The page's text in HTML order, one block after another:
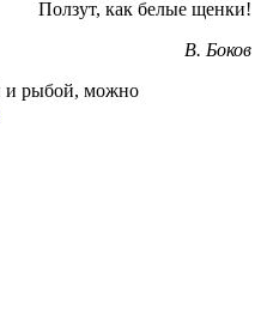
Ползут, как белые щенки!
В. Боков
и рыбой, можно